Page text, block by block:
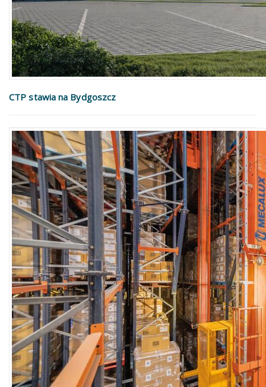
CTP stawia na Bydgoszcz